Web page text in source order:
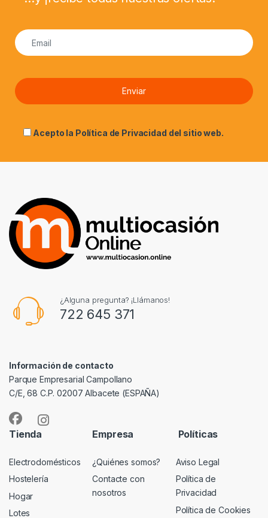
Acepto la Política de Privacidad del sitio web.
¿Alguna pregunta? ¡Llámanos!
722 645 371
Información de contacto
Parque Empresarial Campollano
C/E, 68 C.P. 02007 Albacete (ESPAÑA)
Tienda
Electrodomésticos
Hostelería
Hogar
Lotes
Empresa
¿Quiénes somos?
Contacte con
nosotros
Políticas
Aviso Legal
Política de
Privacidad
Política de Cookies